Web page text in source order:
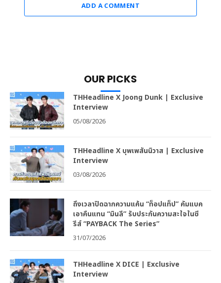
ADD A COMMENT
OUR PICKS
THHeadline X Joong Dunk | Exclusive
Interview
05/08/2026
THHeadline X บุพเพสันนิวาส | Exclusive
Interview
03/08/2026
ถึงเวลาปิดฉากความแค้น “ท็อปแท็ป” คัมแบค
เอาคืนแทน “มินลี” รับประกันความสะใจในซี
รีส์ “PAYBACK The Series”
31/07/2026
THHeadline X DICE | Exclusive
Interview